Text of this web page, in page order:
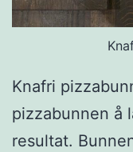
Knafri
pizzabunnen å
resultat.